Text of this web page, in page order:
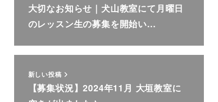
大切なお知らせ｜犬山教室にて月曜日
のレッスン生の募集を開始い…
新しい投稿
【募集状況】2024年11月 大垣教室に